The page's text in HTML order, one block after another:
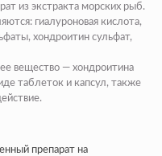
из экстракта морских рыб.
гиалуроновая кислота,
хондроитин сульфат,
вещество — хондроитина
таблеток и капсул, также
препарат на